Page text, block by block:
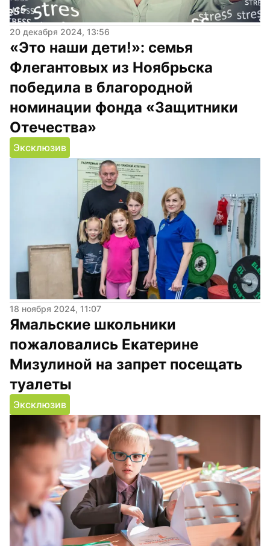
20 декабря 2024, 13:56
«Это наши дети!»: семья
Флегантовых из Ноябрьска
победила в благородной
номинации фонда «Защитники
Отечества»
Эксклюзив
18 ноября 2024, 11:07
Ямальские школьники
пожаловались Екатерине
Мизулиной на запрет посещать
туалеты
Эксклюзив